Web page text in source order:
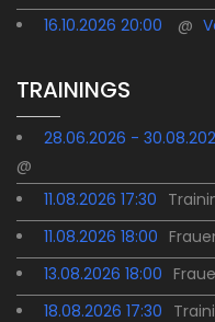
16.10.2026 20:00
@
TRAININGS
28.06.2026 -
@
11.08.2026 17:30
11.08.2026 18:00
13.08.2026 18:00
18.08.2026 17:30